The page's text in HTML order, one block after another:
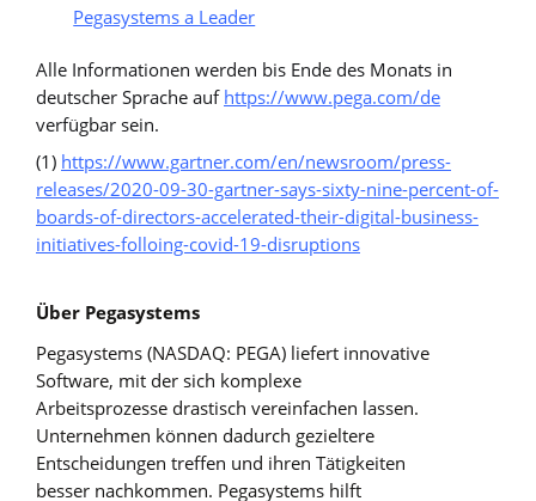
Pegasystems a Leader
Alle Informationen werden bis Ende des Monats in
deutscher Sprache auf https://www.pega.com/de
verfügbar sein.
(1) https://www.gartner.com/en/newsroom/press-
releases/2020-09-30-gartner-says-sixty-nine-percent-of-
boards-of-directors-accelerated-their-digital-business-
initiatives-folloing-covid-19-disruptions
Über Pegasystems
Pegasystems (NASDAQ: PEGA) liefert innovative
Software, mit der sich komplexe
Arbeitsprozesse drastisch vereinfachen lassen.
Unternehmen können dadurch gezieltere
Entscheidungen treffen und ihren Tätigkeiten
besser nachkommen. Pegasystems hilft